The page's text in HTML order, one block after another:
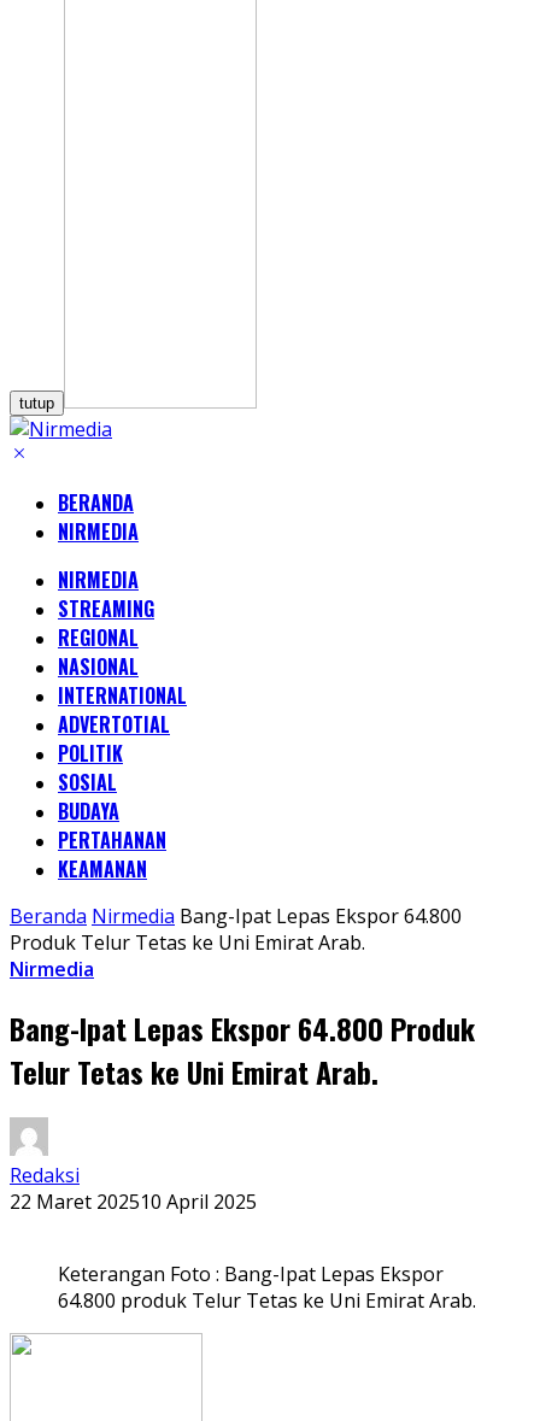
tutup
BERANDA
NIRMEDIA
NIRMEDIA
STREAMING
REGIONAL
NASIONAL
INTERNATIONAL
ADVERTOTIAL
POLITIK
SOSIAL
BUDAYA
PERTAHANAN
KEAMANAN
Beranda Nirmedia Bang-Ipat Lepas Ekspor 64.800
Produk Telur Tetas ke Uni Emirat Arab.
Nirmedia
Bang-Ipat Lepas Ekspor 64.800 Produk
Telur Tetas ke Uni Emirat Arab.
Redaksi
22 Maret 202510 April 2025
Keterangan Foto : Bang-Ipat Lepas Ekspor
64.800 produk Telur Tetas ke Uni Emirat Arab.